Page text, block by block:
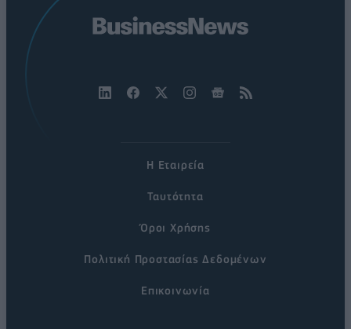
Η Εταιρεία
Ταυτότητα
Όροι Χρήσης
Πολιτική Προστασίας Δεδομένων
Επικοινωνία